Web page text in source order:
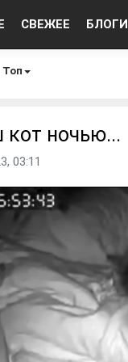
СВЕЖЕЕ БЛОГИ
Топ
кот ночью...
03:11